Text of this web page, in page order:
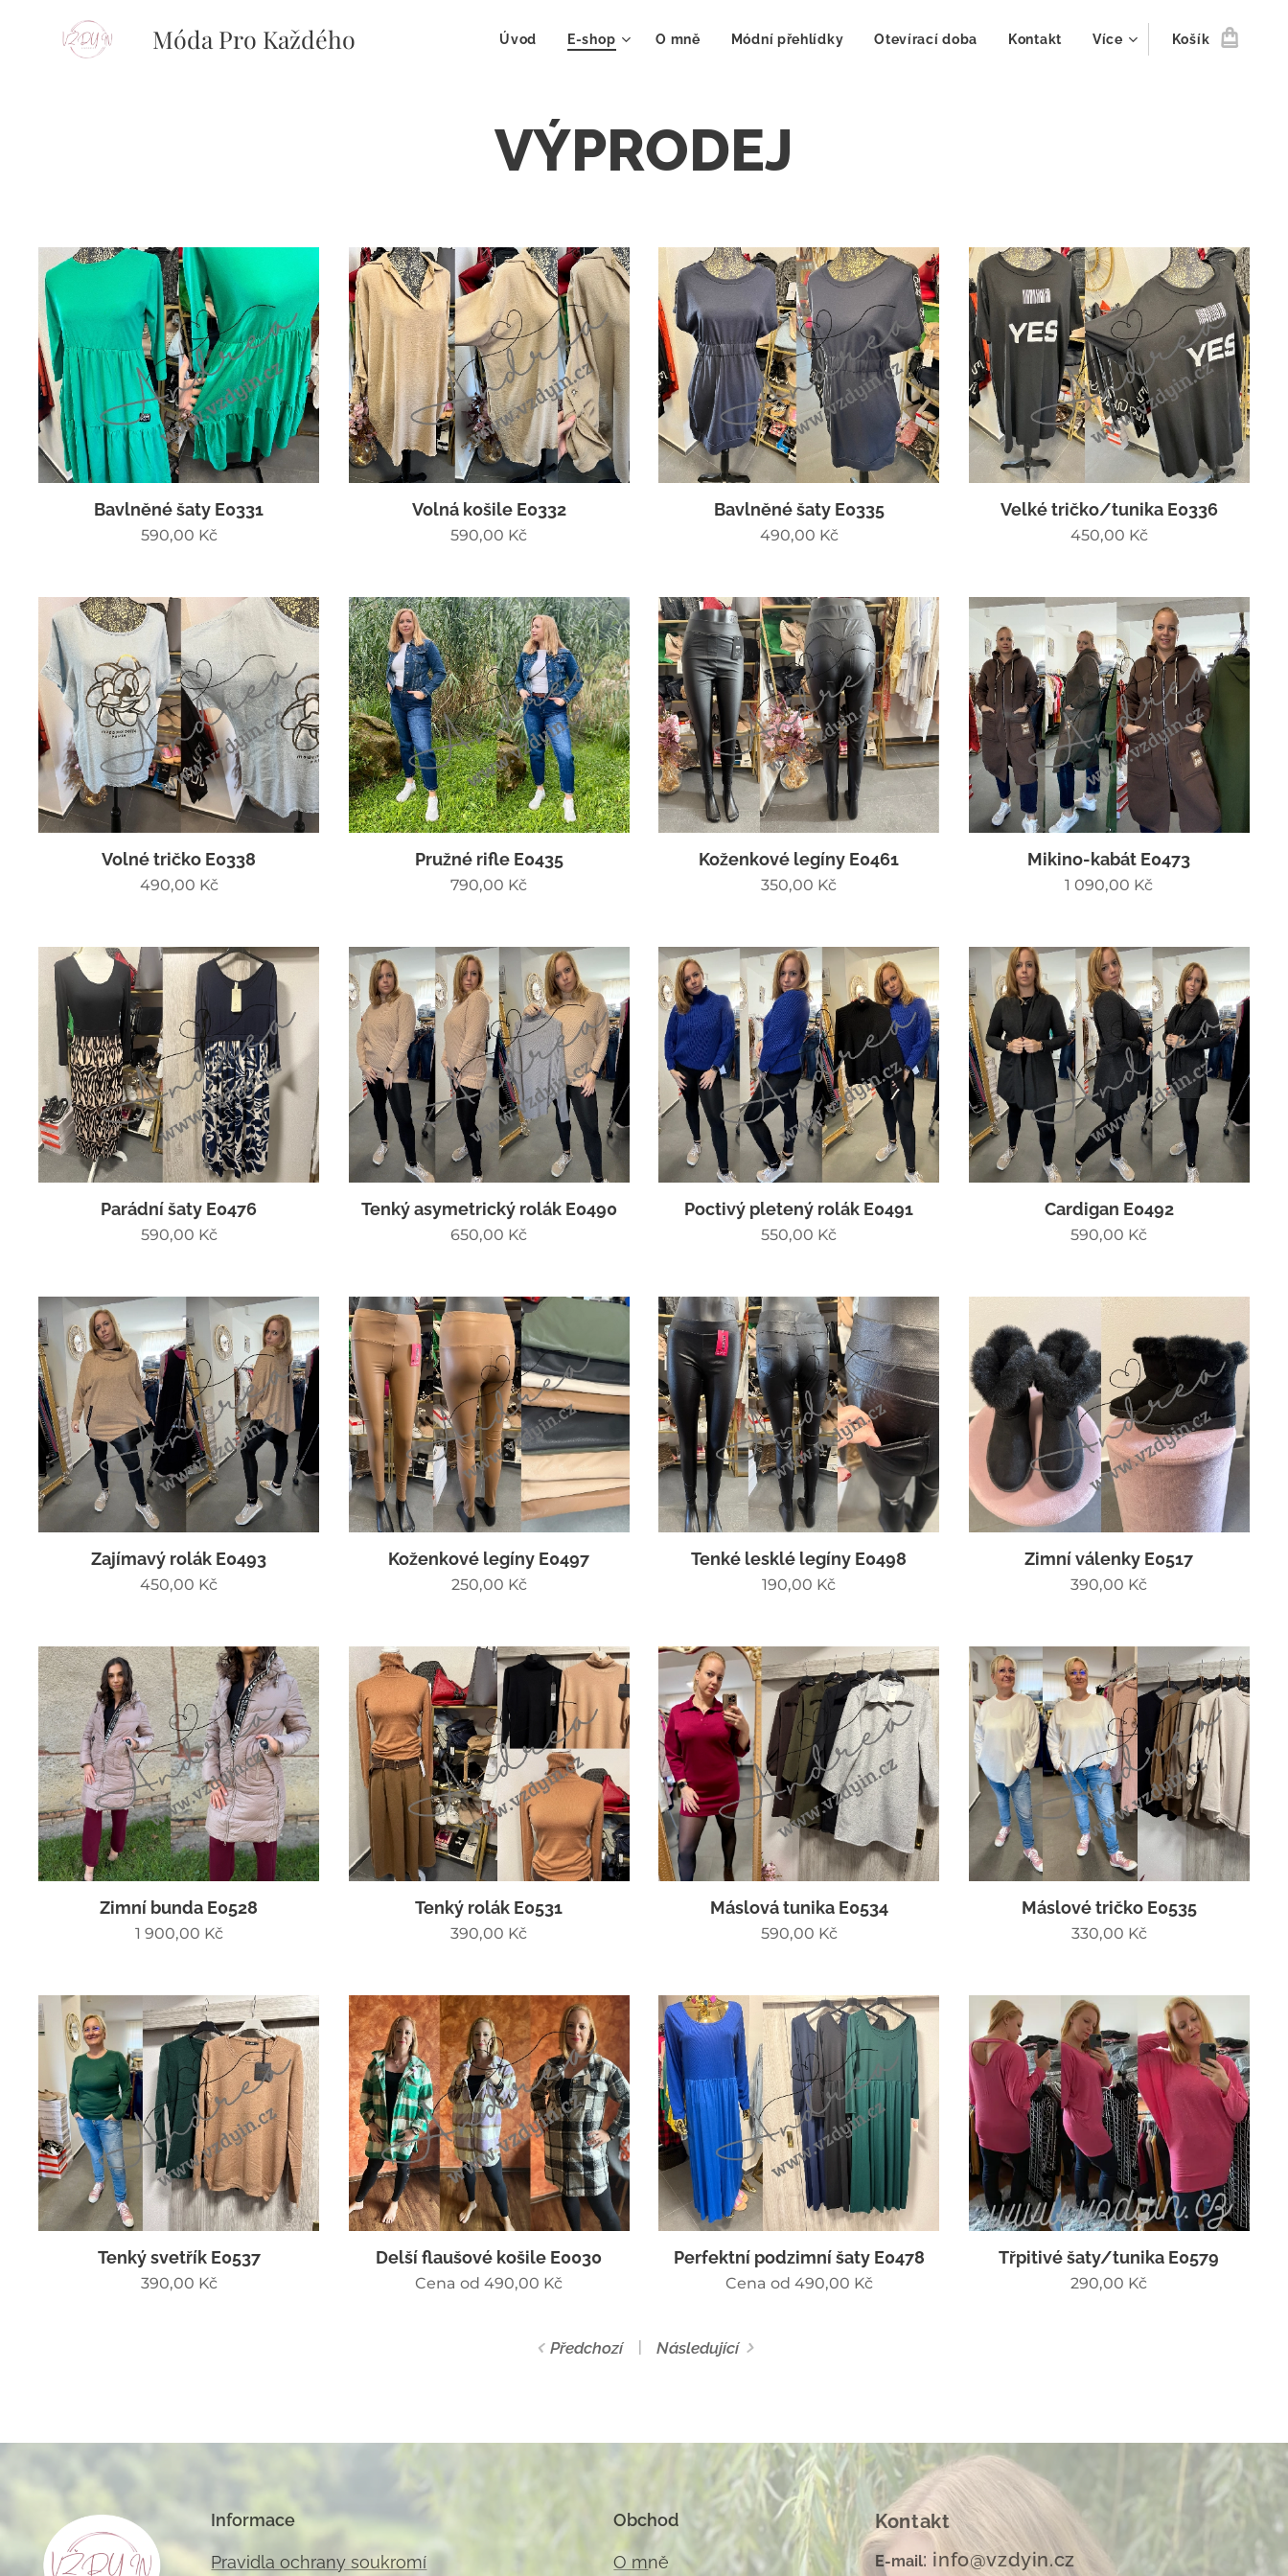
Móda Pro Každého Úvod E-shop O mně Módní přehlídky Otevírací doba Kontakt Více Košík
VÝPRODEJ
Bavlněné šaty E0331
590,00 Kč
Volná košile E0332
590,00 Kč
Bavlněné šaty E0335
490,00 Kč
Velké tričko/tunika E0336
450,00 Kč
Volné tričko E0338
490,00 Kč
Pružné rifle E0435
790,00 Kč
Koženkové legíny E0461
350,00 Kč
Mikino-kabát E0473
1 090,00 Kč
Parádní šaty E0476
590,00 Kč
Tenký asymetrický rolák E0490
650,00 Kč
Poctivý pletený rolák E0491
550,00 Kč
Cardigan E0492
590,00 Kč
Zajímavý rolák E0493
450,00 Kč
Koženkové legíny E0497
250,00 Kč
Tenké lesklé legíny E0498
190,00 Kč
Zimní válenky E0517
390,00 Kč
Zimní bunda E0528
1 900,00 Kč
Tenký rolák E0531
390,00 Kč
Máslová tunika E0534
590,00 Kč
Máslové tričko E0535
330,00 Kč
Tenký svetřík E0537
390,00 Kč
Delší flaušové košile E0030
Cena od490,00 Kč
Perfektní podzimní šaty E0478
Cena od 490,00 Kč
Třpitivé šaty/tunika E0579
290,00 Kč
Předchozí Následující
Informace
Pravidla ochrany soukromí
Obchod
O mně
Kontakt
E-mail: info@vzdyin.cz